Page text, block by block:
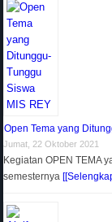
Open Tema yang
Jumat, 22 Oktober 2021
Kegiatan OPEN TEMA
semesternya